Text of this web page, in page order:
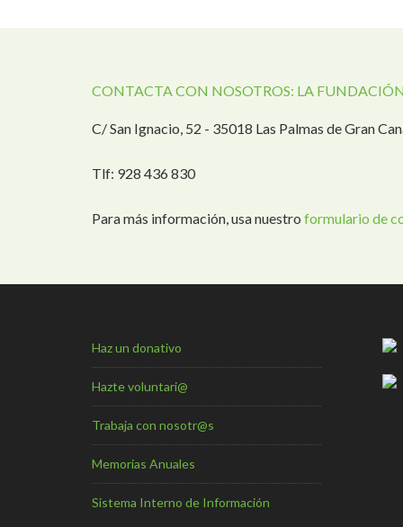
CONTACTA CON NOSOTROS: LA
C/ San Ignacio, 52 - 35018 Las Palmas de Gran
Tlf: 928 436 830
Para más información, usa nuestro formulario de
Haz un donativo
Hazte voluntari@
Trabaja con nosotr@s
Memorias Anuales
Sistema Interno de Información